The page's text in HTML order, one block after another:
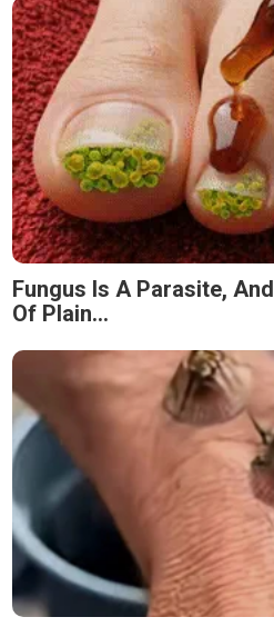
Fungus Is A Parasite,
Of Plain...